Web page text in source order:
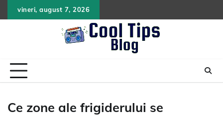
to
vineri, august 7, 2026
Ce zone ale frigiderului se